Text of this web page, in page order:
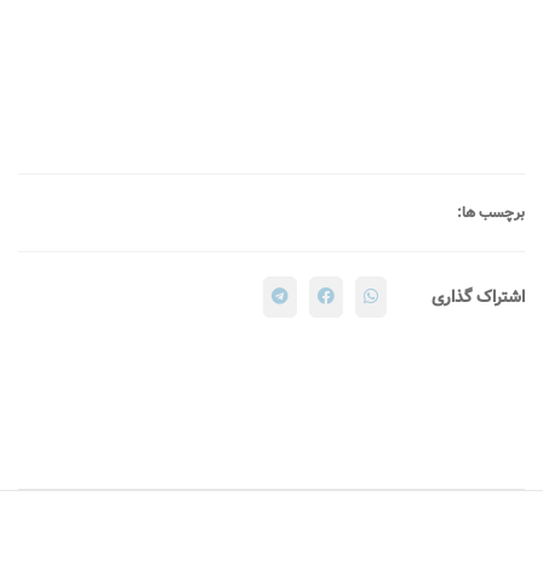
برچسب ها:
اشتراک گذاری